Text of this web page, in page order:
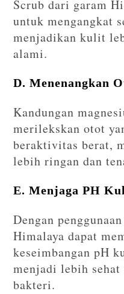
Scrub dari garam
untuk mengangkat
menjadikan kulit
alami.
D. Menenangkan
Kandungan
merilekskan otot
beraktivitas berat,
lebih ringan dan
E. Menjaga PH
Dengan
Himalaya dapat
keseimbangan pH
menjadi lebih
bakteri.